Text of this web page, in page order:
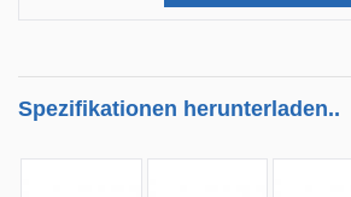
Spezifikationen herunterladen..